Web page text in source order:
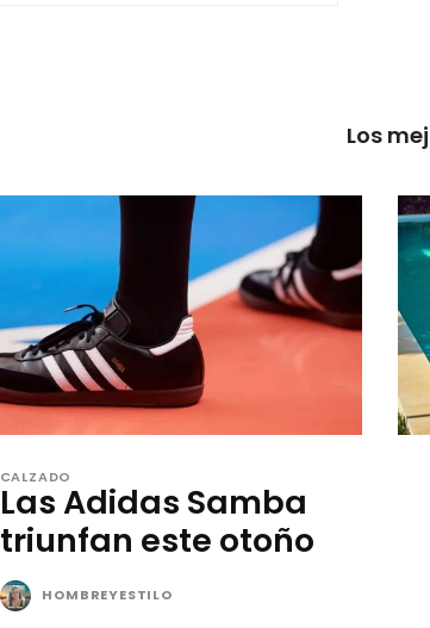
Los
CALZADO
Las Adidas Samba
triunfan este otoño
HOMBREYESTILO